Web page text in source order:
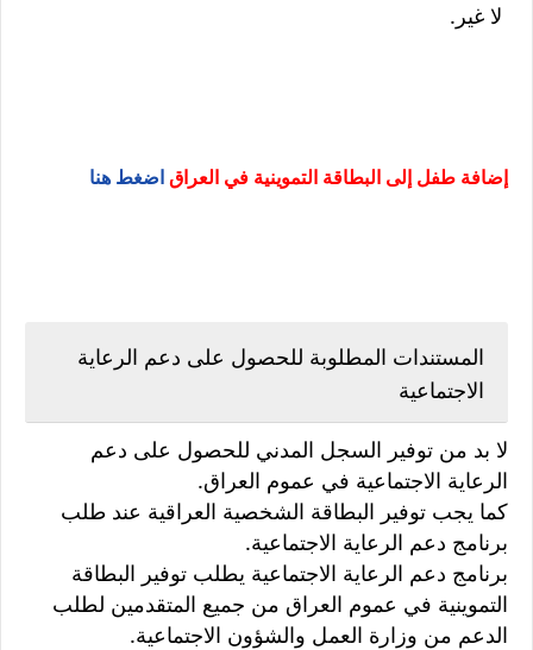
لا غير.
إضافة طفل إلى البطاقة التموينية في العراقاضغط هنا
المستندات المطلوبة للحصول على دعم الرعاية
الاجتماعية
لا بد من توفير السجل المدني للحصول على دعم
الرعاية الاجتماعية في عموم العراق.
كما يجب توفير البطاقة الشخصية العراقية عند طلب
برنامج دعم الرعاية الاجتماعية.
برنامج دعم الرعاية الاجتماعية يطلب توفير البطاقة
التموينية في عموم العراق من جميع المتقدمين لطلب
الدعم من وزارة العمل والشؤون الاجتماعية.